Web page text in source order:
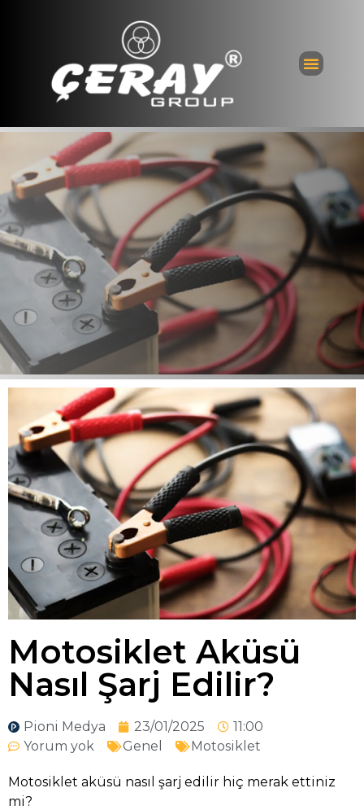
Motosiklet Aküsü
Nasıl Şarj Edilir?
Pioni Medya 23/01/2025
11:00
Yorum yok
Genel Motosiklet
Motosiklet aküsü nasıl şarj edilir hiç merak ettiniz
mi?